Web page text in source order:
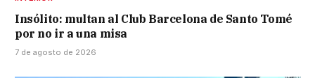
Insólito: multan al Club Barcelona de Santo Tomé
por no ir a una misa
7 de agosto de 2026